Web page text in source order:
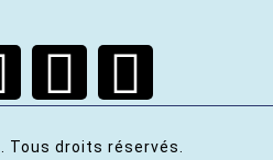
Tous droits réservés.